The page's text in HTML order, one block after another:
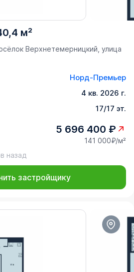
м²
Верхнетемерницкий, улица
Норд-Премьер
4 кв. 2026 г.
17/17 эт.
5 696 400 ₽
141 000₽/м²
назад
застройщику